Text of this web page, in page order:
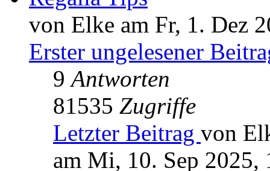
von Elke am Fr, 1. Dez
Erster ungelesener
9Antworten
81535 Zugriffe
Letzter Beitrag von
am Mi, 10. Sep 2025,